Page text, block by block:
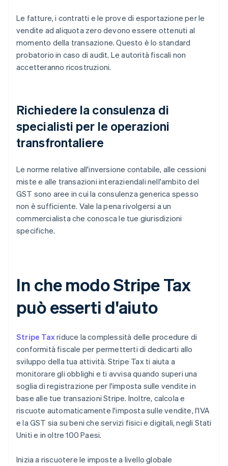
Le fatture, i contratti e le prove di esportazione per le
vendite ad aliquota zero devono essere ottenuti al
momento della transazione. Questo è lo standard
probatorio in caso di audit. Le autorità fiscali non
accetteranno ricostruzioni.
Richiedere la consulenza di
specialisti per le operazioni
transfrontaliere
Le norme relative all'inversione contabile, alle cessioni
miste e alle transazioni interaziendali nell'ambito del
GST sono aree in cui la consulenza generica spesso
non è sufficiente. Vale la pena rivolgersi a un
commercialista che conosca le tue giurisdizioni
specifiche.
In che modo Stripe Tax
può esserti d'aiuto
Stripe Taxriduce la complessità delle procedure di
conformità fiscale per permetterti di dedicarti allo
sviluppo della tua attività. Stripe Tax ti aiuta a
monitorare gli obblighi e ti avvisa quando superi una
soglia di registrazione per l'imposta sulle vendite in
base alle tue transazioni Stripe. Inoltre, calcola e
riscuote automaticamente l'imposta sulle vendite, l'IVA
e la GST sia su beni che servizi fisici e digitali, negli Stati
Uniti e in oltre 100 Paesi.
Inizia a riscuotere le imposte a livello globale